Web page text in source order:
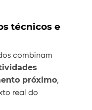
técnicos e
combinam
próximo,
real do